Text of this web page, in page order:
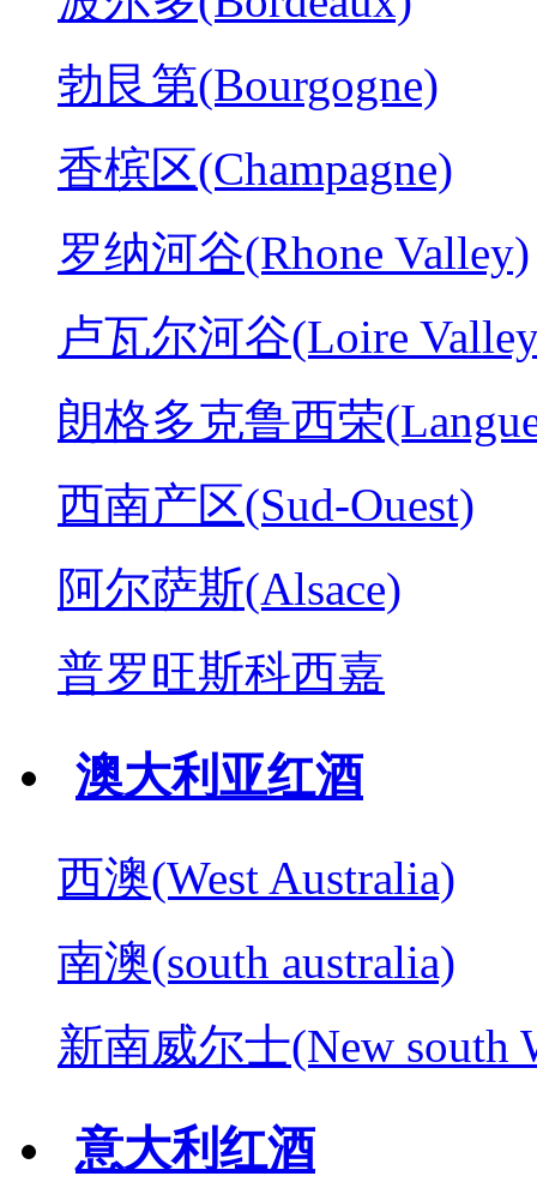
勃艮第(Bourgogne)
香槟区(Champagne)
罗纳河谷(Rhone Valley)
卢瓦尔河谷(Loire
朗格多克鲁西荣
西南产区(Sud-Ouest)
阿尔萨斯(Alsace)
普罗旺斯科西嘉
澳大利亚红酒
西澳(West Australia)
南澳(south australia)
新南威尔士(New south
意大利红酒